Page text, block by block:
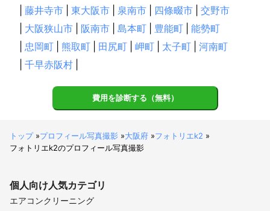
藤井寺市 東大阪市 泉南市 四條畷市
交野市
大阪狭山市 阪南市 島本町 豊能町
能勢町
忠岡町 熊取町 田尻町 岬町 太子町
河南町
千早赤阪村
費用を診断する（無料）
トップ»プロフィール写真撮影 »大阪府 »フォトリエk2 »
フォトリエk2のプロフィール写真撮影
個人向け人気カテゴリ
エアコンクリーニング